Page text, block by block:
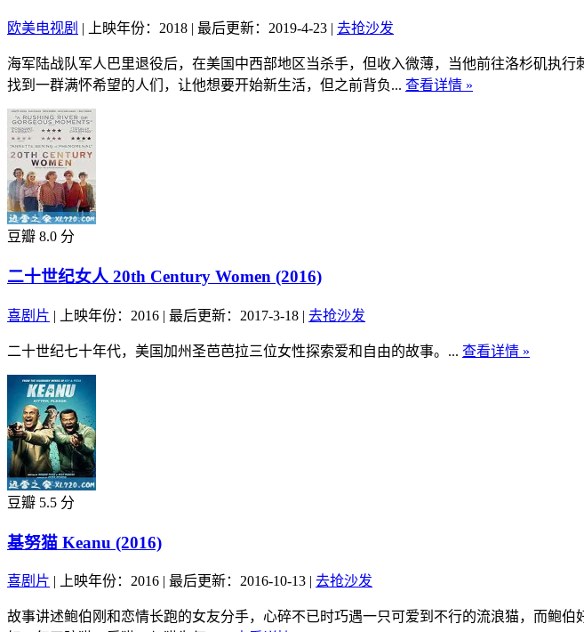
欧美电视剧 | 上映年份：2018 | 最后更新：2019-4-23 | 去抢沙发
海军陆战队军人巴里退役后，在美国中西部地区当杀手，但收入微薄，当他前往洛杉矶执
找到一群满怀希望的人们，让他想要开始新生活，但之前背负... 查看详情 »
豆瓣 8.0 分
二十世纪女人 20th Century Women (2016)
喜剧片 | 上映年份：2016 | 最后更新：2017-3-18 | 去抢沙发
二十世纪七十年代，美国加州圣芭芭拉三位女性探索爱和自由的故事。... 查看详情 »
豆瓣 5.5 分
基努猫 Keanu (2016)
喜剧片 | 上映年份：2016 | 最后更新：2016-10-13 | 去抢沙发
故事讲述鲍伯刚和恋情长跑的女友分手，心碎不已时巧遇一只可爱到不行的流浪猫，而鲍伯